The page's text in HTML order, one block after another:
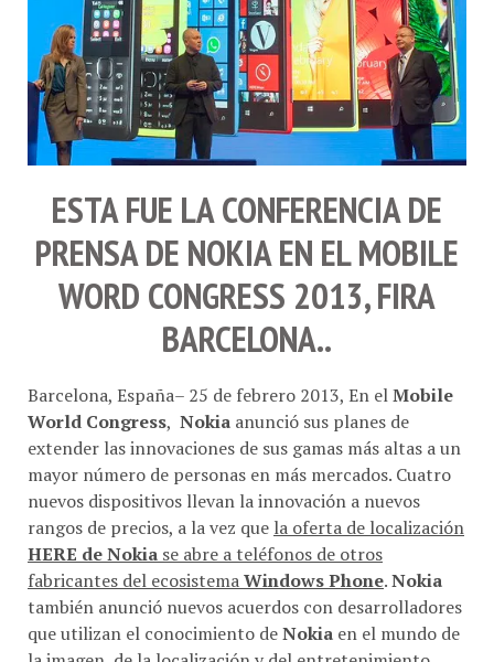
ESTA FUE LA CONFERENCIA DE
PRENSA DE NOKIAEN ELMOBILE
WORD CONGRESS 2013, FIRA
BARCELONA..
Barcelona, España– 25 de febrero 2013, En elMobile
World Congress, Nokia anunció sus planes de
extender las innovaciones de sus gamas más altas a un
mayor número de personas en más mercados. Cuatro
nuevos dispositivos llevan la innovación a nuevos
rangos de precios, a la vez que la oferta de localización
HERE de Nokia se abre a teléfonos de otros
fabricantes del ecosistemaWindows Phone.Nokia
también anunció nuevos acuerdos con desarrolladores
que utilizan el conocimiento deNokia en el mundo de